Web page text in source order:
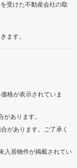
受けた不動産会社の取
ます。
格が表示されていま
あります。
があります。ご了承く
入居物件が掲載されてい